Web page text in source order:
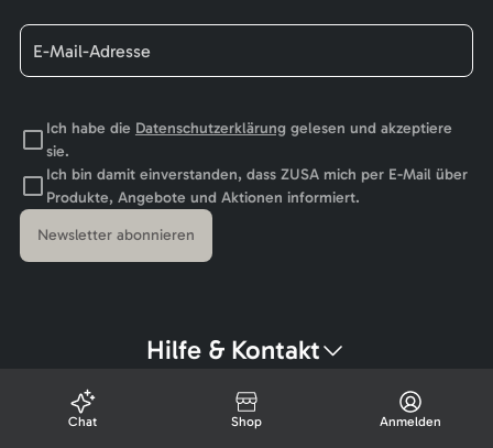
Ich habe die Datenschutzerklärunggelesen und akzeptiere
sie.
Ich bin damit einverstanden, dass ZUSA mich per E-Mail über
Produkte, Angebote und Aktionen informiert.
Newsletter abonnieren
Hilfe & Kontakt
Chat Shop Anmelden